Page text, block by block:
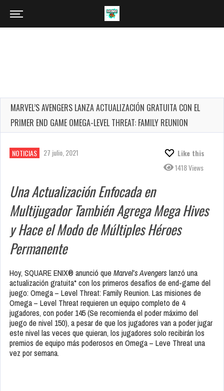
MARVEL’S AVENGERS LANZA ACTUALIZACIÓN GRATUITA CON EL
PRIMER END GAME OMEGA-LEVEL THREAT: FAMILY REUNION
NOTICIAS 27 julio, 2021
Like this
1418 Views
Una Actualización Enfocada en
Multijugador También Agrega Mega Hives
y Hace el Modo de Múltiples Héroes
Permanente
Hoy, SQUARE ENIX® anunció que Marvel’s Avengers lanzó una
actualización gratuita* con los primeros desafíos de end-game del
juego: Omega – Level Threat: Family Reunion. Las misiones de
Omega – Level Threat requieren un equipo completo de 4
jugadores, con poder 145 (Se recomienda el poder máximo del
juego de nivel 150), a pesar de que los jugadores van a poder jugar
este nivel las veces que quieran, los jugadores solo recibirán los
premios de equipo más poderosos en Omega – Leve Threat una
vez por semana.